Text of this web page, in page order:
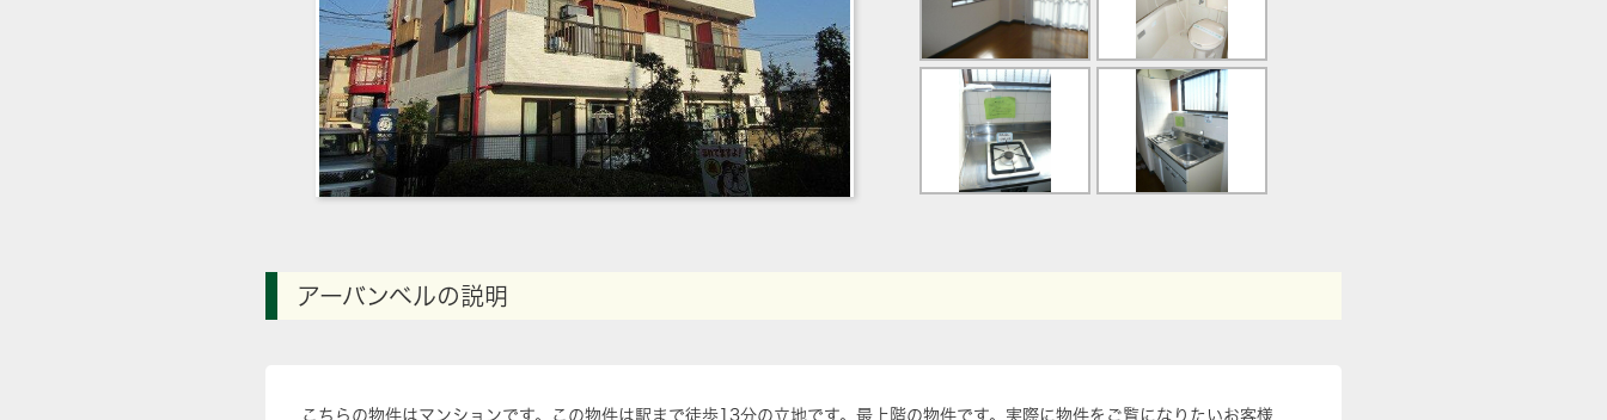
アーバンベルの説明
こちらの物件はマンションです。この物件は駅まで徒歩13分の立地です。最上階の物件です。実際に物件をご覧になりたいお客様